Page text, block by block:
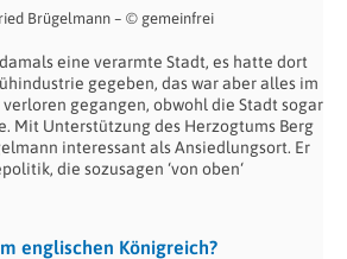
Brügelmann – © gemeinfrei
eine verarmte Stadt, es hatte dort
gegeben, das war aber alles im
gegangen, obwohl die Stadt sogar
Mit Unterstützung des Herzogtums Berg
interessant als Ansiedlungsort. Er
die sozusagen ‘von oben‘
englischen Königreich?